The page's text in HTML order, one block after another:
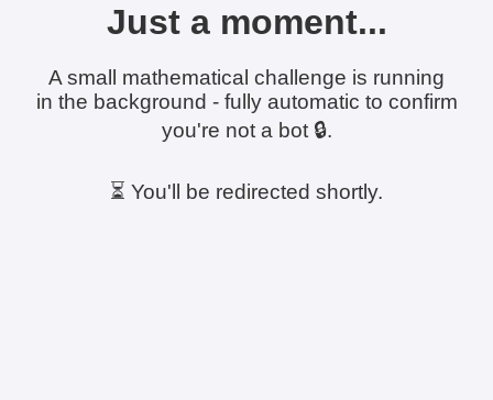
Just a moment...
A small mathematical challenge is running
in the background - fully automatic to confirm
you're not a bot 🔒.
⏳ You'll be redirected shortly.